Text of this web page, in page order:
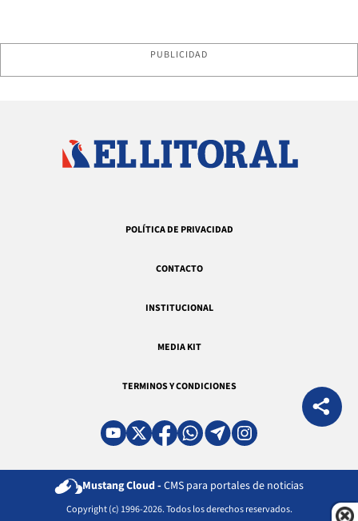
PUBLICIDAD
POLÍTICA DE PRIVACIDAD
CONTACTO
INSTITUCIONAL
MEDIA KIT
TERMINOS Y CONDICIONES
Mustang Cloud - CMS para portales de noticias
Copyright (c) 1996-2026. Todos los derechos reservados.